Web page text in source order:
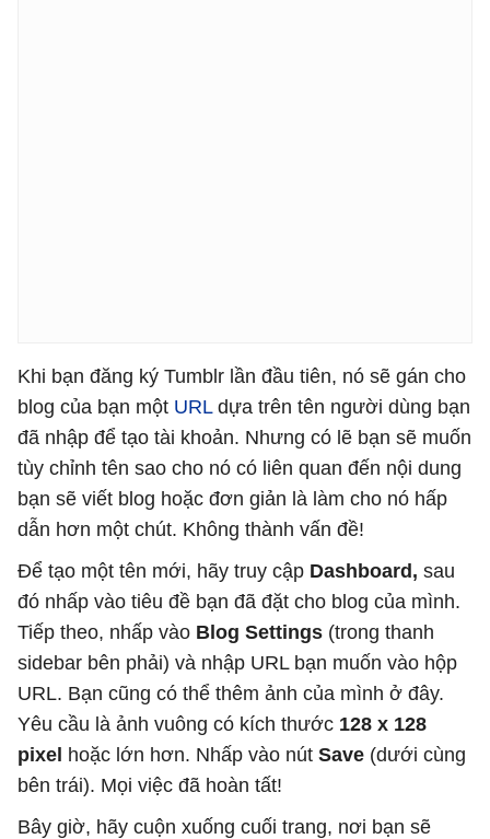
Khi bạn đăng ký Tumblr lần đầu tiên, nó sẽ gán cho
blog của bạn một URLdựa trên tên người dùng bạn
đã nhập để tạo tài khoản. Nhưng có lẽ bạn sẽ muốn
tùy chỉnh tên sao cho nó có liên quan đến nội dung
bạn sẽ viết blog hoặc đơn giản là làm cho nó hấp
dẫn hơn một chút. Không thành vấn đề!
Để tạo một tên mới, hãy truy cập Dashboard, sau
đó nhấp vào tiêu đề bạn đã đặt cho blog của mình.
Tiếp theo, nhấp vào Blog Settings (trong thanh
sidebar bên phải) và nhập URL bạn muốn vào hộp
URL. Bạn cũng có thể thêm ảnh của mình ở đây.
Yêu cầu là ảnh vuông có kích thước 128 x 128
pixel hoặc lớn hơn. Nhấp vào nút Save (dưới cùng
bên trái). Mọi việc đã hoàn tất!
Bây giờ, hãy cuộn xuống cuối trang, nơi bạn sẽ